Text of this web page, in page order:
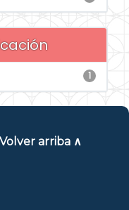
1
Volver arriba ∧